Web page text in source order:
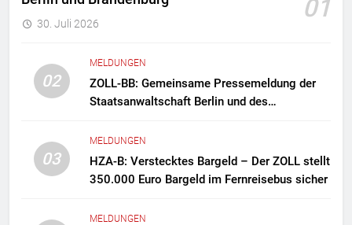
01
30. Juli 2026
02
MELDUNGEN
ZOLL-BB: Gemeinsame Pressemeldung der
Staatsanwaltschaft Berlin und des
Zollfahndung hebt mutmaßliches
Drogenlabor aus
03
MELDUNGEN
HZA-B: Verstecktes Bargeld – Der ZOLL stellt
350.000 Euro Bargeld im Fernreisebus sicher
MELDUNGEN